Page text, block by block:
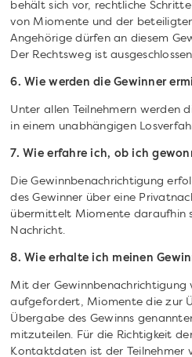
behält sich vor, rechtliche
von Miomente und der
Angehörige dürfen an diesem
Der Rechtsweg ist
6. Wie werden die Gewinner
Unter allen Teilnehmern werden
in einem unabhängigen
7. Wie erfahre ich, ob ich
Die Gewinnbenachrichtigung
des Gewinner über eine
übermittelt Miomente daraufhin
Nachricht.
8. Wie erhalte ich meinen
Mit der Gewinnbenachrichtigung
aufgefordert, Miomente die zur
Übergabe des Gewinns
mitzuteilen. Für die Richtigkeit
Kontaktdaten ist der Teilnehmer